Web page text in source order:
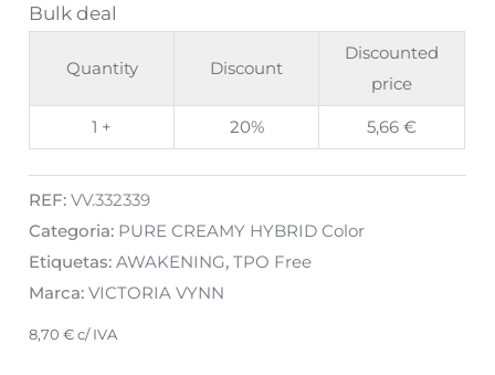
Bulk deal
Quantity Discount
Discounted
price
1 + 20% 5,66€
REF:VV.332339
Categoria: PURE CREAMY HYBRID Color
Etiquetas:AWAKENING,TPO Free
Marca:VICTORIA VYNN
8,70€ c/ IVA